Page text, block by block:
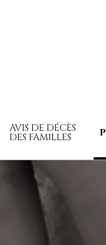
AVIS DE DÉCÈS
DES FAMILLES